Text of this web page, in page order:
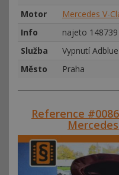
Motor
Mercedes V-
Info
najeto
Služba
Vypnutí Adblue
Město
Praha
Reference